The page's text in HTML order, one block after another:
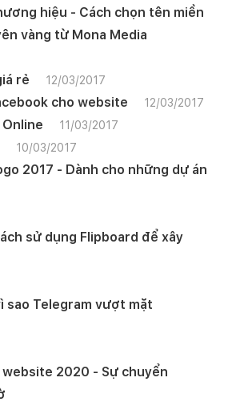
hiệu - Cách chọn tên miền
vàng từ Mona Media
rẻ 12/03/2017
cho website 12/03/2017
11/03/2017
10/03/2017
2017 - Dành cho những dự án
sử dụng Flipboard để xây
sao Telegram vượt mặt
2020 - Sự chuyển